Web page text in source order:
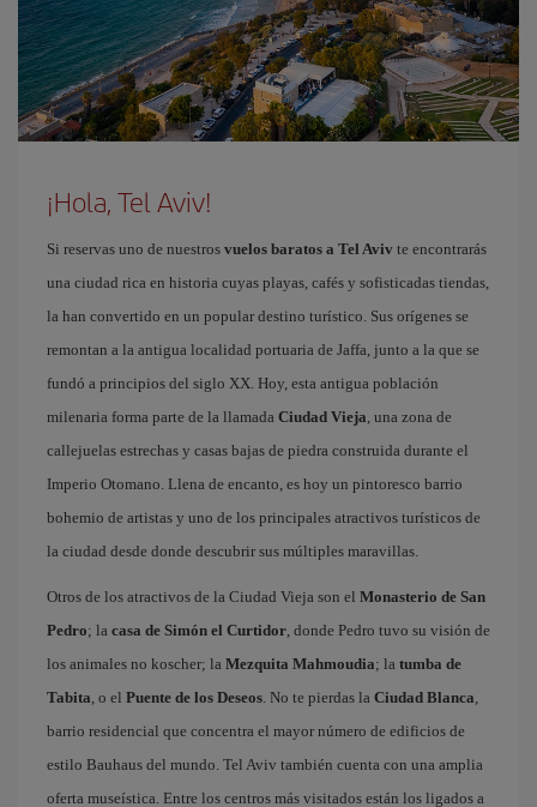
¡Hola, Tel Aviv!
Si reservas uno de nuestros vuelos baratos a Tel Aviv te encontrarás
una ciudad rica en historia cuyas playas, cafés y sofisticadas tiendas,
la han convertido en un popular destino turístico. Sus orígenes se
remontan a la antigua localidad portuaria de Jaffa, junto a la que se
fundó a principios del siglo XX. Hoy, esta antigua población
milenaria forma parte de la llamada Ciudad Vieja, una zona de
callejuelas estrechas y casas bajas de piedra construida durante el
Imperio Otomano. Llena de encanto, es hoy un pintoresco barrio
bohemio de artistas y uno de los principales atractivos turísticos de
la ciudad desde donde descubrir sus múltiples maravillas.
Otros de los atractivos de la Ciudad Vieja son el Monasterio de San
Pedro; la casa de Simón el Curtidor, donde Pedro tuvo su visión de
los animales no koscher; la Mezquita Mahmoudia; la tumba de
Tabita, o el Puente de los Deseos. No te pierdas la Ciudad Blanca,
barrio residencial que concentra el mayor número de edificios de
estilo Bauhaus del mundo. Tel Aviv también cuenta con una amplia
oferta museística. Entre los centros más visitados están los ligados a